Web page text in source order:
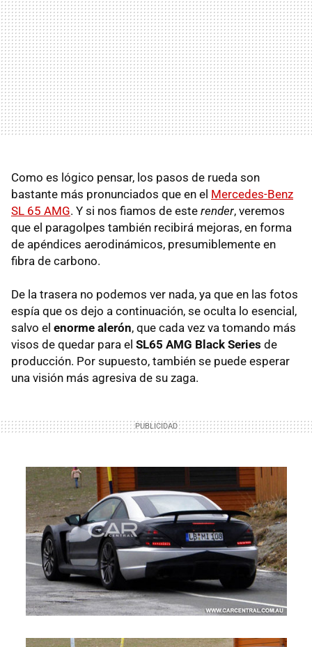
Como es lógico pensar, los pasos de rueda son
bastante más pronunciados que en el Mercedes-Benz
SL 65 AMG. Y si nos fiamos de este render, veremos
que el paragolpes también recibirá mejoras, en forma
de apéndices aerodinámicos, presumiblemente en
fibra de carbono.
De la trasera no podemos ver nada, ya que en las fotos
espía que os dejo a continuación, se oculta lo esencial,
salvo el enorme alerón, que cada vez va tomando más
visos de quedar para el SL65 AMG Black Series de
producción. Por supuesto, también se puede esperar
una visión más agresiva de su zaga.